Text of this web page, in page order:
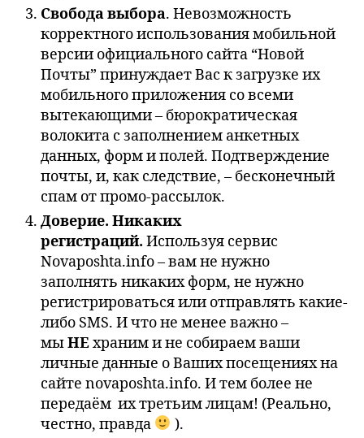
Свобода выбора. Невозможность
корректного использования мобильной
версии официального сайта “Новой
Почты” принуждает Вас к загрузке их
мобильного приложения со всеми
вытекающими – бюрократическая
волокита с заполнением анкетных
данных, форм и полей. Подтверждение
почты, и, как следствие, – бесконечный
спам от промо-рассылок.
Доверие. Никаких
регистраций. Используя сервис
Novaposhta.info – вам не нужно
заполнять никаких форм, не нужно
регистрироваться или отправлять какие-
либо SMS. И что не менее важно –
мыНЕхраним и не собираем ваши
личные данные о Ваших посещениях на
сайте novaposhta.info. И тем более не
передаём их третьим лицам! (Реально,
честно, правда
).